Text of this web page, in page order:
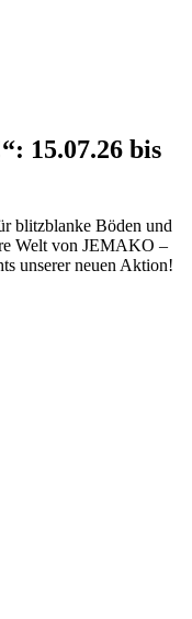
15.07.26 bis
blitzblanke Böden und
Welt von JEMAKO –
unserer neuen Aktion!